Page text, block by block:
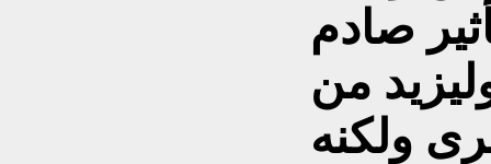
صادم
من
ولكنه